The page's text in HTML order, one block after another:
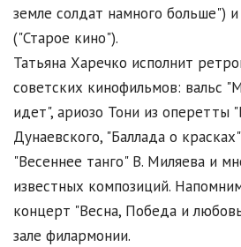
земле солдат намного больше")
("Старое кино").
Татьяна Харечко исполнит
советских кинофильмов: вальс
идет", ариозо Тони из оперетты
Дунаевского, "Баллада о
"Весеннее танго" В. Миляева и
известных композиций.
концерт "Весна, Победа и
зале филармонии.